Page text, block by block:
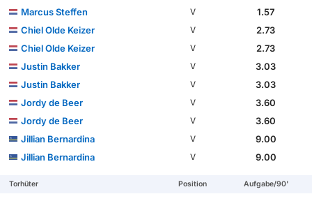
Marcus Steffen
V
1.57
Chiel Olde Keizer
V
2.73
Chiel Olde Keizer
V
2.73
Justin Bakker
V
3.03
Justin Bakker
V
3.03
Jordy de Beer
V
3.60
Jordy de Beer
V
3.60
Jillian Bernardina
V
9.00
Jillian Bernardina
V 9.00
Torhüter Position Aufgabe/90'